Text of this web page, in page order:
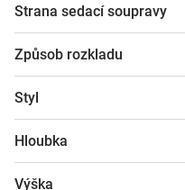
Strana sedací soupravy
Způsob rozkladu
Styl
Hloubka
Výška